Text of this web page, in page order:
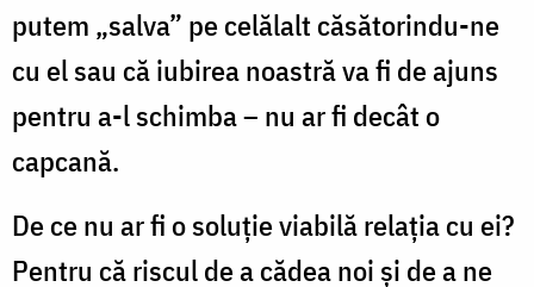
putem „salva” pe celălalt căsătorindu-ne
cu el sau că iubirea noastră va fi de ajuns
pentru a-l schimba – nu ar fi decât o
capcană.
De ce nu ar fi o soluție viabilă relația cu ei?
Pentru că riscul de a cădea noi și de a ne